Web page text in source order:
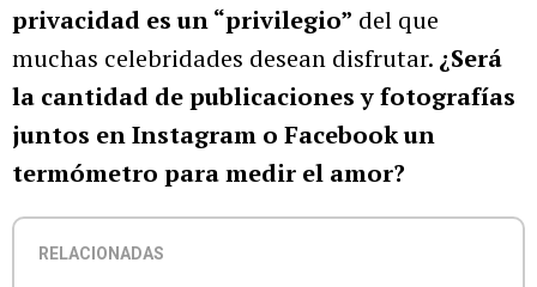
privacidad es un “privilegio” del que
muchas celebridades desean disfrutar. ¿Será
la cantidad de publicaciones y fotografías
juntos en Instagram o Facebook un
termómetro para medir el amor?
RELACIONADAS